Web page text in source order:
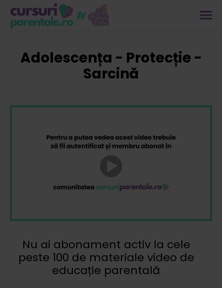
Adolescența - Protecție -
Sarcină
Nu ai abonament activ la cele
peste 100 de materiale video de
educație parentală